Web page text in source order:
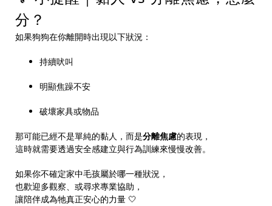
分？
如果狗狗在你離開時出現以下狀況：
持續吠叫
明顯焦躁不安
破壞家具或物品
那可能已經不是單純的黏人，而是分離焦慮的表現，
這時就需要透過安全感建立與行為訓練來慢慢改善。
如果你不確定家中毛孩屬於哪一種狀況，
也歡迎多觀察、或尋求專業協助，
讓陪伴成為牠真正安心的力量 🤍